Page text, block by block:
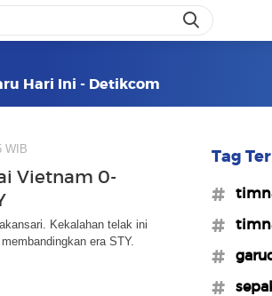
Hari Ini - Detikcom
WIB
Vietnam 0-
Kekalahan telak ini
era STY.
Tag